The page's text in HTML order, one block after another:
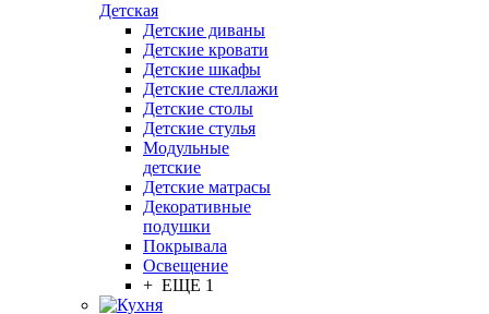
Детская
Детские диваны
Детские кровати
Детские шкафы
Детские стеллажи
Детские столы
Детские стулья
Модульные
детские
Детские матрасы
Декоративные
подушки
Покрывала
Освещение
+ ЕЩЕ 1